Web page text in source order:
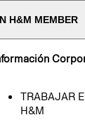
H&M MEMBER
TRABAJAR
H&M